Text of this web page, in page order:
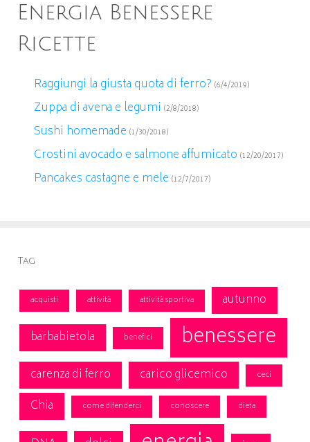
Energia Benessere
Ricette
Raggiungi la giusta quota di ferro? (6/4/2019)
Zuppa di avena e legumi (2/8/2018)
Sushi homemade (1/30/2018)
Crostini avocado e salmone affumicato (12/20/2017)
Pancakes castagne e mele (12/7/2017)
Tag
acquisti attività attività sportiva
autunno
barbabietola
benefici benessere
carenza di ferro carico glicemico ceci
Chia come difenderci conoscere dieta